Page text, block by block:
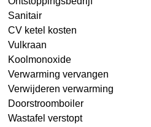
Sanitair
CV ketel kosten
Vulkraan
Koolmonoxide
Verwarming vervangen
Verwijderen verwarming
Doorstroomboiler
Wastafel verstopt